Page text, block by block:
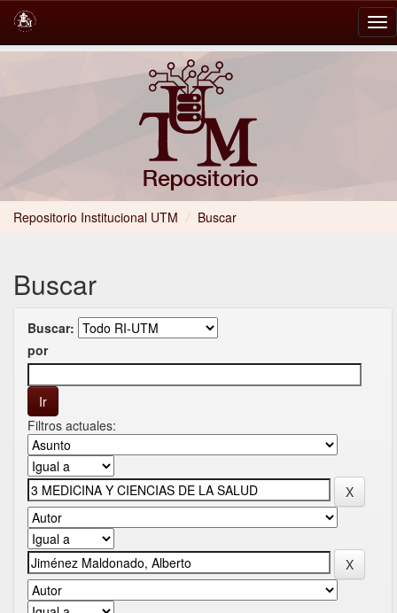
Repositorio Institucional UTM / Buscar
Buscar
Buscar:
por
Filtros actuales: